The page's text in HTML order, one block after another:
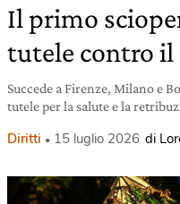
Il primo
tutele contro
Succede a Firenze, Milano e
tutele per la salute e la
Diritti 15 luglio 2026 di